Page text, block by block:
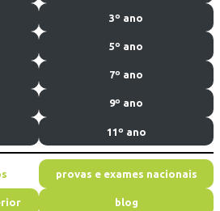
3º ano
5º ano
7º ano
9º ano
11º ano
provas e exames nacionais
blog